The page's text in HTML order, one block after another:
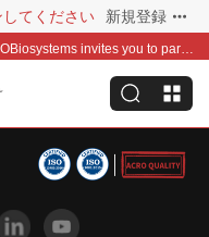
てください 新規登録
Global distribution is now within reach—ACROBiosystems invites you to partner with us~